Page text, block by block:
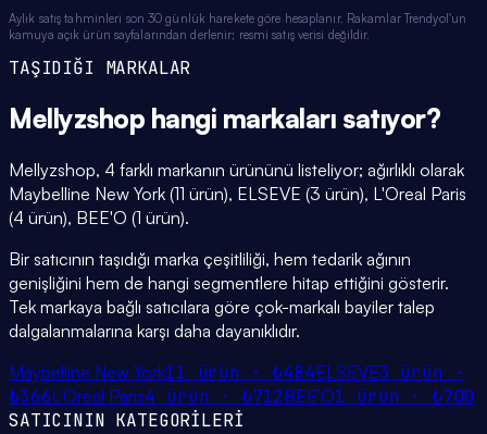
Aylık satış tahminleri son 30 günlük harekete göre hesaplanır. Rakamlar Trendyol'un
kamuya açık ürün sayfalarından derlenir; resmi satış verisi değildir.
TAŞIDIĞI MARKALAR
Mellyzshop hangi markaları satıyor?
Mellyzshop, 4 farklı markanın ürününü listeliyor; ağırlıklı olarak
Maybelline New York (11 ürün), ELSEVE (3 ürün), L'Oreal Paris
(4 ürün), BEE'O (1 ürün).
Bir satıcının taşıdığı marka çeşitliliği, hem tedarik ağının
genişliğini hem de hangi segmentlere hitap ettiğini gösterir.
Tek markaya bağlı satıcılara göre çok-markalı bayiler talep
dalgalanmalarına karşı daha dayanıklıdır.
Maybelline New York11 ürün ·₺484ELSEVE3 ürün ·
₺366L'Oreal Paris4 ürün · ₺712BEE'O1 ürün · ₺700
SATICININ KATEGORİLERİ